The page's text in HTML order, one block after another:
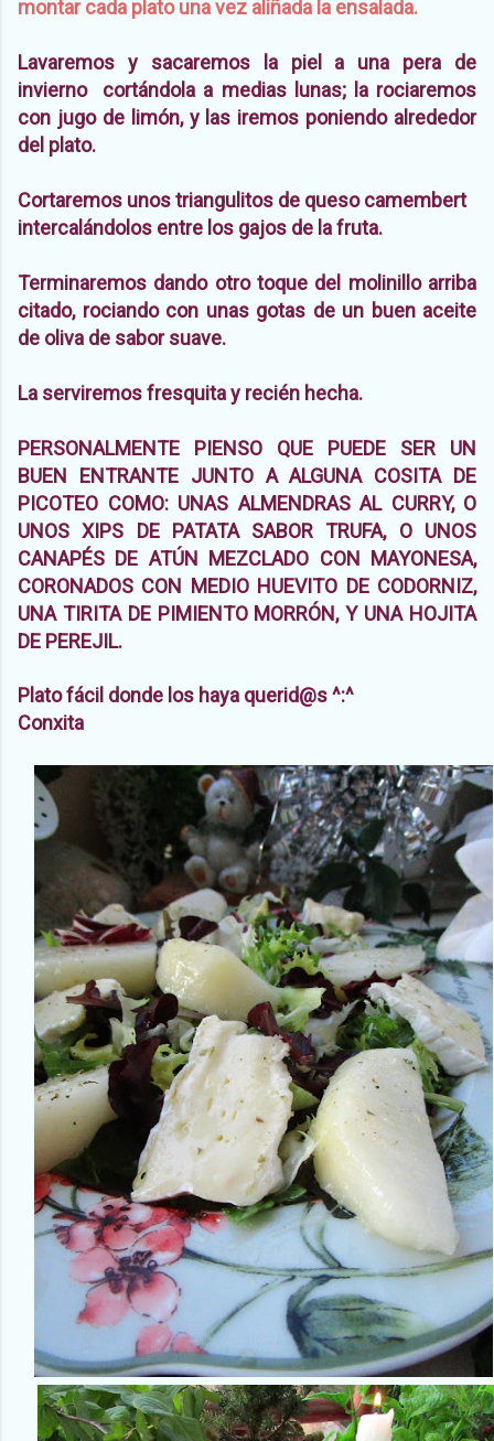
montar cada plato una vez aliñada la ensalada.
Lavaremos y sacaremos la piel a una pera de
invierno cortándola a medias lunas; la rociaremos
con jugo de limón, y las iremos poniendo alrededor
del plato.
Cortaremos unos triangulitos de queso camembert
intercalándolos entre los gajos de la fruta.
Terminaremos dando otro toque del molinillo arriba
citado, rociando con unas gotas de un buen aceite
de oliva de sabor suave.
La serviremos fresquita y recién hecha.
PERSONALMENTE PIENSO QUE PUEDE SER UN
BUEN ENTRANTE JUNTO A ALGUNA COSITA DE
PICOTEO COMO: UNAS ALMENDRAS AL CURRY, O
UNOS XIPS DE PATATA SABOR TRUFA, O UNOS
CANAPÉS DE ATÚN MEZCLADO CON MAYONESA,
CORONADOS CON MEDIO HUEVITO DE CODORNIZ,
UNA TIRITA DE PIMIENTO MORRÓN, Y UNA HOJITA
DE PEREJIL.
Plato fácil donde los haya querid@s ^:^
Conxita